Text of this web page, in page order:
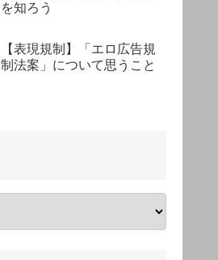
を知ろう
【表現規制】「エロ広告規
制法案」について思うこと